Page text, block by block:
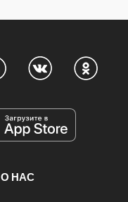
О НАС